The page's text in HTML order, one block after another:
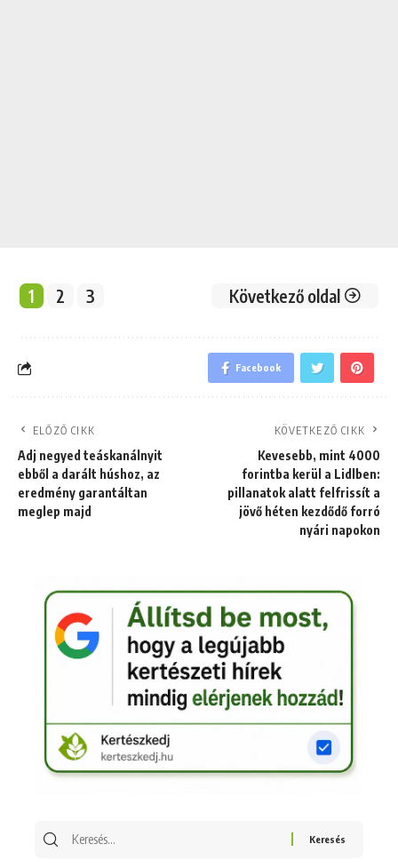
1 2 3 Következő oldal
Facebook
ELŐZŐ CIKK
Adj negyed teáskanálnyit
ebből a darált húshoz, az
eredmény garantáltan
meglep majd
KÖVETKEZŐ CIKK
Kevesebb, mint 4000
forintba kerül a Lidlben:
pillanatok alatt felfrissít a
jövő héten kezdődő forró
nyári napokon
Keresés